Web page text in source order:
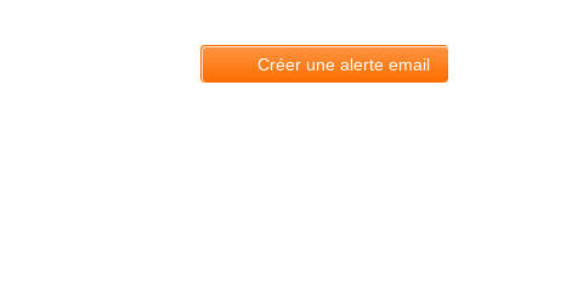
Créer une alerte email